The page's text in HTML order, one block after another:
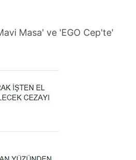
Masa' ve 'EGO Cep'te'